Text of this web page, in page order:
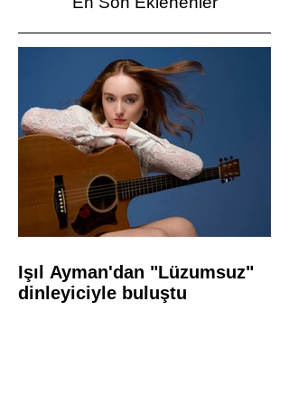
Işıl Ayman'dan "Lüzumsuz"
dinleyiciyle buluştu